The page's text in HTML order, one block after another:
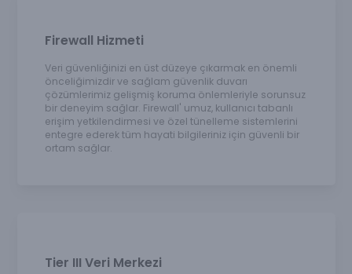
Firewall Hizmeti
Veri güvenliğinizi en üst düzeye çıkarmak en önemli
önceliğimizdir ve sağlam güvenlik duvarı
çözümlerimiz gelişmiş koruma önlemleriyle sorunsuz
bir deneyim sağlar. Firewall' umuz, kullanıcı tabanlı
erişim yetkilendirmesi ve özel tünelleme sistemlerini
entegre ederek tüm hayati bilgileriniz için güvenli bir
ortam sağlar.
Tier III Veri Merkezi